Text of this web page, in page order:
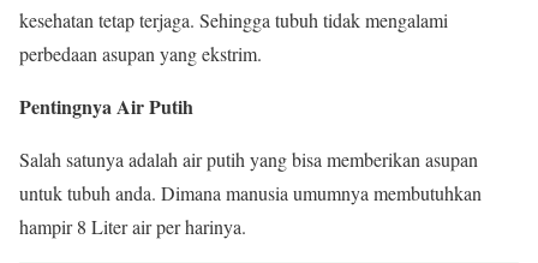
kesehatan tetap terjaga. Sehingga tubuh tidak mengalami
perbedaan asupan yang ekstrim.
Pentingnya Air Putih
Salah satunya adalah air putih yang bisa memberikan asupan
untuk tubuh anda. Dimana manusia umumnya membutuhkan
hampir 8 Liter air per harinya.